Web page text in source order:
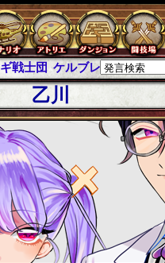
戦士団 ケルブレ ケルベロ
乙川